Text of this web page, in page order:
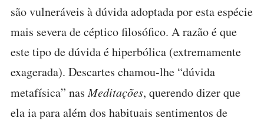
são vulneráveis à dúvida adoptada por esta espécie
mais severa de céptico filosófico. A razão é que
este tipo de dúvida é hiperbólica (extremamente
exagerada). Descartes chamou-lhe “dúvida
metafísica” nasMeditações, querendo dizer que
ela ia para além dos habituais sentimentos de